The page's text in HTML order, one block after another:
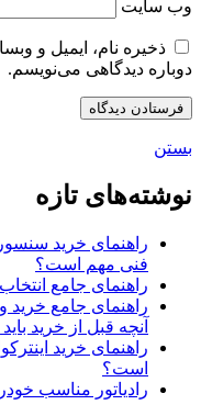
وب‌ سایت
ذخیره نام، ایمیل و
دوباره دیدگاهی می‌نویسم.
بستن
نوشته‌های تازه
راهنمای خرید
فنی مهم است؟
راهنمای جامع
راهنمای جامع خرید
آنچه قبل از خرید باید
راهنمای خرید
است؟
رادیاتور مناسب